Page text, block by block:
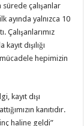
sürede çalışanlar
ayında yalnızca 10
Çalışanlarımız
dışılığı
hepimizin
kayıt dışı
kanıtıdır.
haline geldi”